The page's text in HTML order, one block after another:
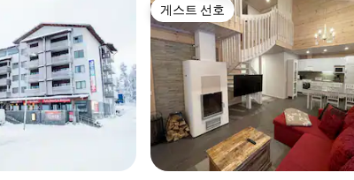
게스트 선호
게스트 선호